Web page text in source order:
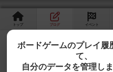
トップ ブログ イベント
プレオープン日決定
11/14日より、プレオープン
ボードゲームのプレイ履
て、
自分のデータを管理し